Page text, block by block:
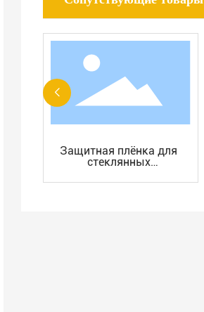
Защитная плёнка для
стеклянных
пластиковых листов